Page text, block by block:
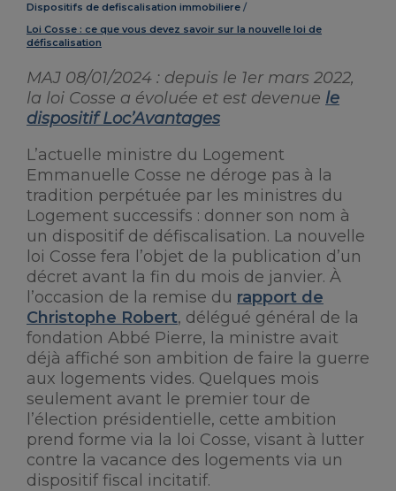
Dispositifs de defiscalisation immobiliere
Loi Cosse : ce que vous devez savoir sur la nouvelle loi de
défiscalisation
MAJ 08/01/2024 : depuis le 1er mars 2022,
la loi Cosse a évoluée et est devenue le
dispositif Loc’Avantages
L’actuelle ministre du Logement
Emmanuelle Cosse ne déroge pas à la
tradition perpétuée par les ministres du
Logement successifs : donner son nom à
un dispositif de défiscalisation. La nouvelle
loi Cosse fera l’objet de la publication d’un
décret avant la fin du mois de janvier. À
l’occasion de la remise du rapport de
Christophe Robert, délégué général de la
fondation Abbé Pierre, la ministre avait
déjà affiché son ambition de faire la guerre
aux logements vides. Quelques mois
seulement avant le premier tour de
l’élection présidentielle, cette ambition
prend forme via la loi Cosse, visant à lutter
contre la vacance des logements via un
dispositif fiscal incitatif.